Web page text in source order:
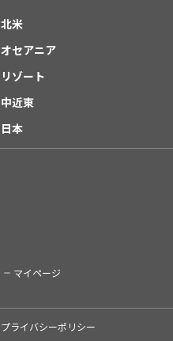
北米
オセアニア
リゾート
中近東
日本
マイページ
プライバシーポリシー